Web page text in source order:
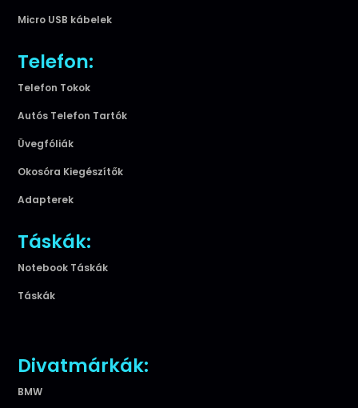
Micro USB kábelek
Telefon:
Telefon Tokok
Autós Telefon Tartók
Üvegfóliák
Okosóra Kiegészítők
Adapterek
Táskák:
Notebook Táskák
Táskák
Divatmárkák:
BMW